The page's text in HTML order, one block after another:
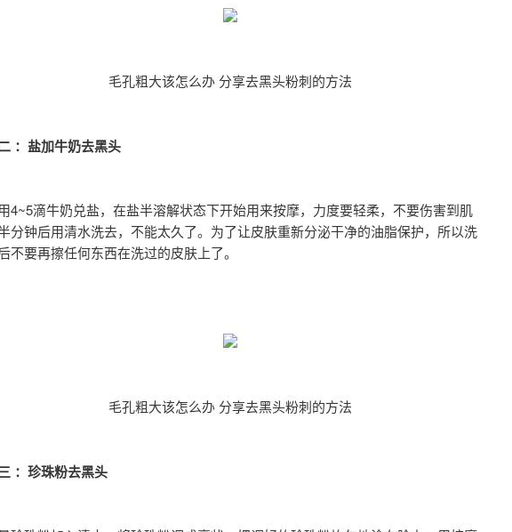
毛孔粗大该怎么办 分享去黑头粉刺的方法
：盐加牛奶去黑头
4~5滴牛奶兑盐，在盐半溶解状态下开始用来按摩，力度要轻柔，不要伤害到肌
分钟后用清水洗去，不能太久了。为了让皮肤重新分泌干净的油脂保护，所以洗
不要再擦任何东西在洗过的皮肤上了。
毛孔粗大该怎么办 分享去黑头粉刺的方法
：珍珠粉去黑头